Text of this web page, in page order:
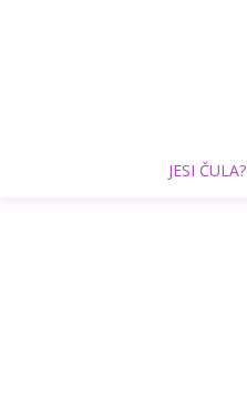
JESI ČULA?